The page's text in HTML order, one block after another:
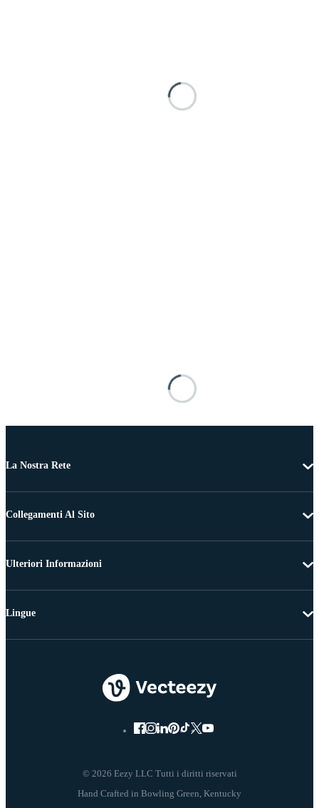
La Nostra Rete
Collegamenti Al Sito
Ulteriori Informazioni
© 2026 Eezy LLC Tutti i diritti riservati
Lingue